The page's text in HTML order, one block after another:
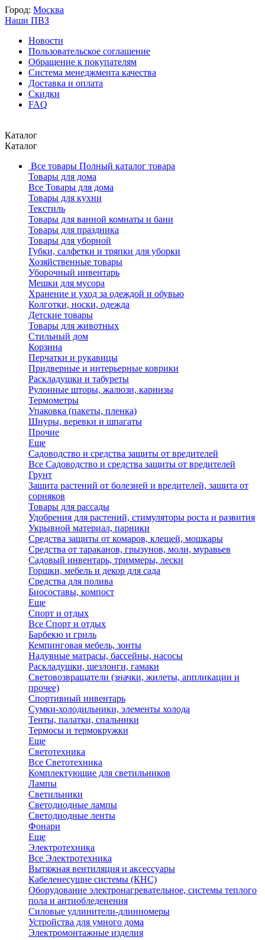
Город: Москва
Наши ПВЗ
Новости
Пользовательское соглашение
Обращение к покупателям
Система менеджмента качества
Доставка и оплата
Скидки
FAQ
Каталог
Каталог
Все товары Полный каталог товара
Товары для дома
Все Товары для дома
Товары для кухни
Текстиль
Товары для ванной комнаты и бани
Товары для праздника
Товары для уборной
Губки, салфетки и тряпки для уборки
Хозяйственные товары
Уборочный инвентарь
Мешки для мусора
Хранение и уход за одеждой и обувью
Колготки, носки, одежда
Детские товары
Товары для животных
Стильный дом
Корзина
Перчатки и рукавицы
Придверные и интерьерные коврики
Раскладушки и табуреты
Рулонные шторы, жалюзи, карнизы
Термометры
Упаковка (пакеты, пленка)
Шнуры, веревки и шпагаты
Прочие
Еще
Садоводство и средства защиты от вредителей
Все Садоводство и средства защиты от вредителей
Грунт
Защита растений от болезней и вредителей, защита от
сорняков
Товары для рассады
Удобрения для растений, стимуляторы роста и развития
Укрывной материал, парники
Средства защиты от комаров, клещей, мошкары
Средства от тараканов, грызунов, моли, муравьев
Садовый инвентарь, триммеры, лески
Горшки, мебель и декор для сада
Средства для полива
Биосоставы, компост
Еще
Спорт и отдых
Все Спорт и отдых
Барбекю и гриль
Кемпинговая мебель, зонты
Надувные матрасы, бассейны, насосы
Раскладушки, шезлонги, гамаки
Световозвращатели (значки, жилеты, аппликации и
прочее)
Спортивный инвентарь
Сумки-холодильники, элементы холода
Тенты, палатки, спальники
Термосы и термокружки
Еще
Светотехника
Все Светотехника
Комплектующие для светильников
Лампы
Светильники
Светодиодные лампы
Светодиодные ленты
Фонари
Еще
Электротехника
Все Электротехника
Вытяжная вентиляция и аксессуары
Кабеленесущие системы (КНС)
Оборудование электронагревательное, системы теплого
пола и антиобледенения
Силовые удлинители-длинномеры
Устройства для умного дома
Электромонтажные изделия